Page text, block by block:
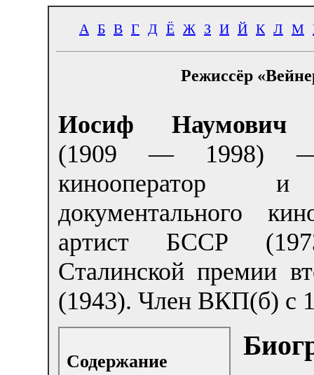
А Б В Г Д Ё Ж З И Й К Л М
Режиссёр
Иосиф Наумович
(1909 — 1998) —
кинооператор
документального
артист БССР
Сталинской премии
(1943). Член ВКП(б) с
Содержание